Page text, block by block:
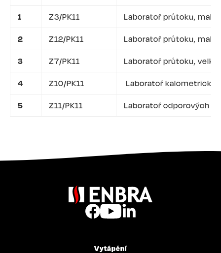
1 Z3/PK11 Laboratoř průtoku, malá
2 Z12/PK11 Laboratoř průtoku, malá
3 Z7/PK11 Laboratoř průtoku, velká
4 Z10/PK11 Laboratoř
5 Z11/PK11 Laboratoř odporových
Vytápění